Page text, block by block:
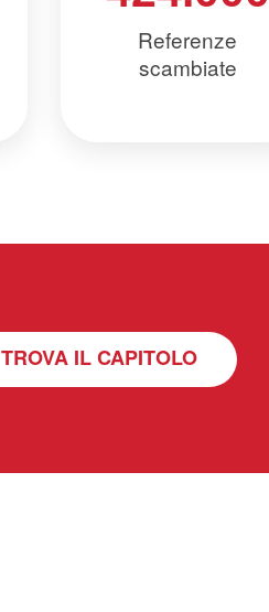
Referenze
scambiate
TROVA IL CAPITOLO